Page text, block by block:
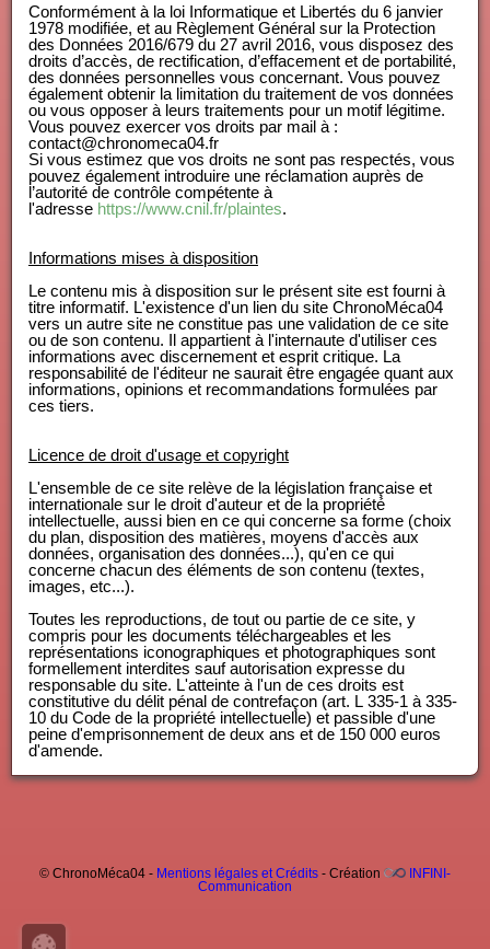
Conformément à la loi Informatique et Libertés du 6 janvier
1978 modifiée, et au Règlement Général sur la Protection
des Données 2016/679 du 27 avril 2016, vous disposez des
droits d’accès, de rectification, d’effacement et de portabilité,
des données personnelles vous concernant. Vous pouvez
également obtenir la limitation du traitement de vos données
ou vous opposer à leurs traitements pour un motif légitime.
Vous pouvez exercer vos droits par mail à :
contact@chronomeca04.fr
Si vous estimez que vos droits ne sont pas respectés, vous
pouvez également introduire une réclamation auprès de
l’autorité de contrôle compétente à
l'adresse https://www.cnil.fr/plaintes.
Informations mises à disposition
Le contenu mis à disposition sur le présent site est fourni à
titre informatif. L'existence d'un lien du site ChronoMéca04
vers un autre site ne constitue pas une validation de ce site
ou de son contenu. Il appartient à l'internaute d'utiliser ces
informations avec discernement et esprit critique. La
responsabilité de l'éditeur ne saurait être engagée quant aux
informations, opinions et recommandations formulées par
ces tiers.
Licence de droit d'usage et copyright
L'ensemble de ce site relève de la législation française et
internationale sur le droit d'auteur et de la propriété
intellectuelle, aussi bien en ce qui concerne sa forme (choix
du plan, disposition des matières, moyens d'accès aux
données, organisation des données...), qu'en ce qui
concerne chacun des éléments de son contenu (textes,
images, etc...).
Toutes les reproductions, de tout ou partie de ce site, y
compris pour les documents téléchargeables et les
représentations iconographiques et photographiques sont
formellement interdites sauf autorisation expresse du
responsable du site. L'atteinte à l'un de ces droits est
constitutive du délit pénal de contrefaçon (art. L 335-1 à 335-
10 du Code de la propriété intellectuelle) et passible d'une
peine d'emprisonnement de deux ans et de 150 000 euros
d'amende.
© ChronoMéca04 - Mentions légales et Crédits- Création
INFINI-
Communication